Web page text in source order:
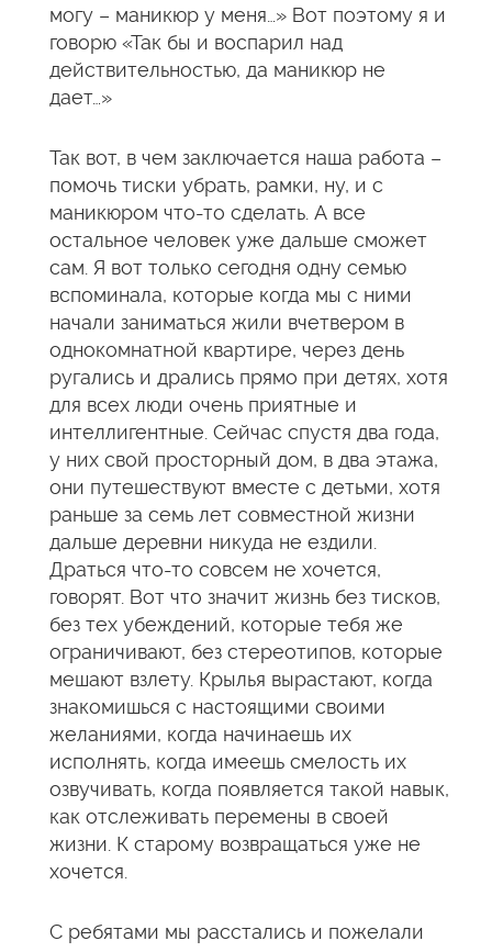
могу – маникюр у меня…» Вот поэтому я и
говорю «Так бы и воспарил над
действительностью, да маникюр не
дает…»
Так вот, в чем заключается наша работа –
помочь тиски убрать, рамки, ну, и с
маникюром что-то сделать. А все
остальное человек уже дальше сможет
сам. Я вот только сегодня одну семью
вспоминала, которые когда мы с ними
начали заниматься жили вчетвером в
однокомнатной квартире, через день
ругались и дрались прямо при детях, хотя
для всех люди очень приятные и
интеллигентные. Сейчас спустя два года,
у них свой просторный дом, в два этажа,
они путешествуют вместе с детьми, хотя
раньше за семь лет совместной жизни
дальше деревни никуда не ездили.
Драться что-то совсем не хочется,
говорят. Вот что значит жизнь без тисков,
без тех убеждений, которые тебя же
ограничивают, без стереотипов, которые
мешают взлету. Крылья вырастают, когда
знакомишься с настоящими своими
желаниями, когда начинаешь их
исполнять, когда имеешь смелость их
озвучивать, когда появляется такой навык,
как отслеживать перемены в своей
жизни. К старому возвращаться уже не
хочется.
С ребятами мы расстались и пожелали